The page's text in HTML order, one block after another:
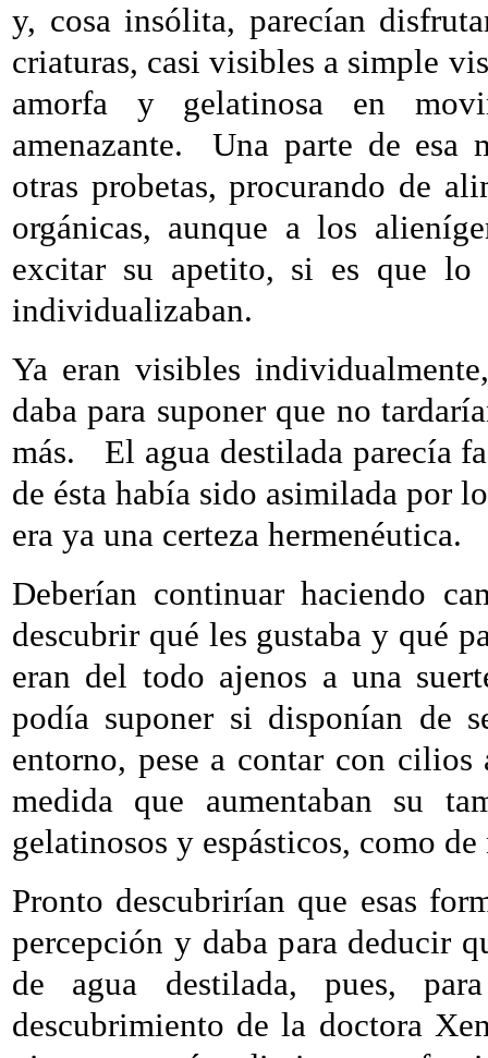
y, cosa insólita, parecían
criaturas, casi visibles a simple
amorfa y gelatinosa en
amenazante.
Una parte de esa
otras probetas, procurando de
orgánicas, aunque a los
excitar su apetito, si es que lo
individualizaban.
Ya eran visibles
daba para suponer que no
más.
El agua destilada parecía
de ésta había sido asimilada por
era ya una certeza hermenéutica.
Deberían continuar haciendo
descubrir qué les gustaba y qué
eran del todo ajenos a una
podía suponer si disponían de
entorno, pese a contar con cilios
medida que aumentaban su
gelatinosos y espásticos, como de
Pronto descubrirían que esas
percepción y daba para deducir
de agua destilada, pues,
descubrimiento de la doctora